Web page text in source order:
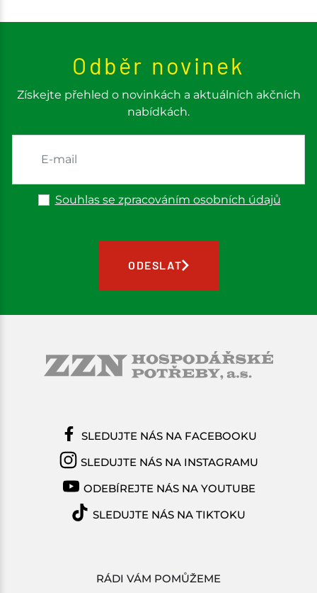
Odběr novinek
Získejte přehled o novinkách a aktuálních akčních
nabídkách.
Souhlas se zpracováním osobních údajů
ODESLAT
RÁDI VÁM POMŮŽEME
SLEDUJTE NÁS NA FACEBOOKU
SLEDUJTE NÁS NA INSTAGRAMU
ODEBÍREJTE NÁS NA YOUTUBE
SLEDUJTE NÁS NA TIKTOKU